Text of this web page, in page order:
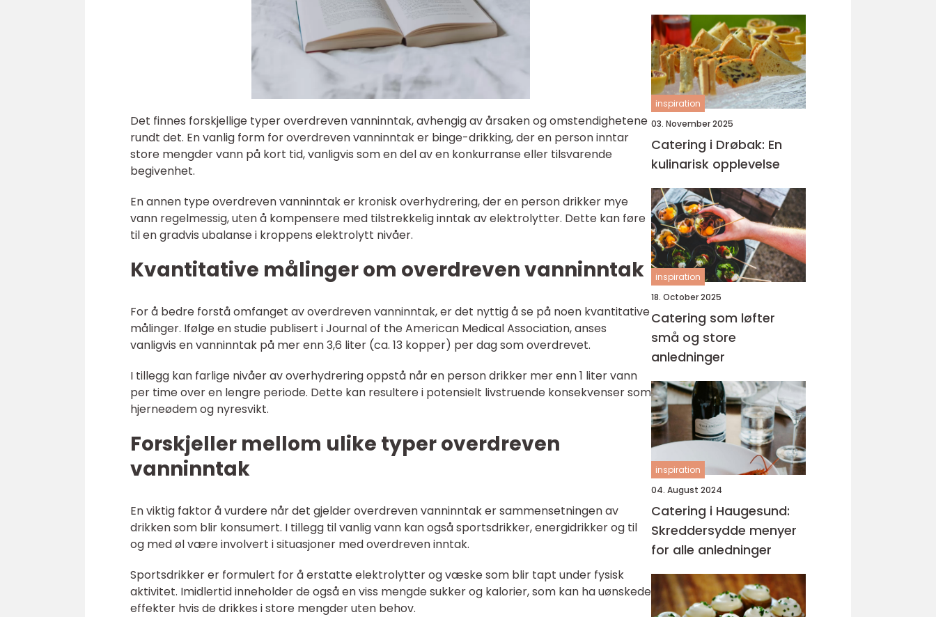
Det finnes forskjellige typer overdreven vanninntak, avhengig av årsaken og omstendighetene
rundt det. En vanlig form for overdreven vanninntak er binge-drikking, der en person inntar
store mengder vann på kort tid, vanligvis som en del av en konkurranse eller tilsvarende
begivenhet.
En annen type overdreven vanninntak er kronisk overhydrering, der en person drikker mye
vann regelmessig, uten å kompensere med tilstrekkelig inntak av elektrolytter. Dette kan føre
til en gradvis ubalanse i kroppens elektrolytt nivåer.
Kvantitative målinger om overdreven vanninntak
For å bedre forstå omfanget av overdreven vanninntak, er det nyttig å se på noen kvantitative
målinger. Ifølge en studie publisert i Journal of the American Medical Association, anses
vanligvis en vanninntak på mer enn 3,6 liter (ca. 13 kopper) per dag som overdrevet.
I tillegg kan farlige nivåer av overhydrering oppstå når en person drikker mer enn 1 liter vann
per time over en lengre periode. Dette kan resultere i potensielt livstruende konsekvenser som
hjerneødem og nyresvikt.
Forskjeller mellom ulike typer overdreven
vanninntak
En viktig faktor å vurdere når det gjelder overdreven vanninntak er sammensetningen av
drikken som blir konsumert. I tillegg til vanlig vann kan også sportsdrikker, energidrikker og til
og med øl være involvert i situasjoner med overdreven inntak.
Sportsdrikker er formulert for å erstatte elektrolytter og væske som blir tapt under fysisk
aktivitet. Imidlertid inneholder de også en viss mengde sukker og kalorier, som kan ha uønskede
effekter hvis de drikkes i store mengder uten behov.
smaker på Sartor
inspiration
03. November 2025
Catering i Drøbak: En
kulinarisk opplevelse
inspiration
18. October 2025
Catering som løfter
små og store
anledninger
inspiration
04. August 2024
Catering i Haugesund:
Skreddersydde menyer
for alle anledninger